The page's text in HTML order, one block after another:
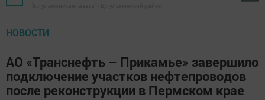
НОВОСТИ
АО «Транснефть – Прикамье» завершило
подключение участков нефтепроводов
после реконструкции в Пермском крае